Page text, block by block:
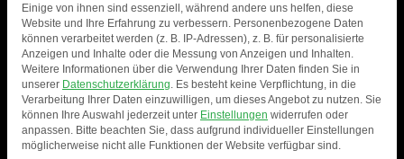
DATENSCHUTZERKLÄRUNG ZU
UNSEREN FACEBOOK- &
INSTAGRAM-PRÄSENZEN
Einige von ihnen sind essenziell, während andere uns helfen, diese
Website und Ihre Erfahrung zu verbessern. Personenbezogene Daten
können verarbeitet werden (z. B. IP-Adressen), z. B. für personalisierte
Anzeigen und Inhalte oder die Messung von Anzeigen und Inhalten.
Weitere Informationen über die Verwendung Ihrer Daten finden Sie in
unserer Datenschutzerklärung. Es besteht keine Verpflichtung, in die
Verarbeitung Ihrer Daten einzuwilligen, um dieses Angebot zu nutzen. Sie
können Ihre Auswahl jederzeit unter Einstellungen widerrufen oder
anpassen. Bitte beachten Sie, dass aufgrund individueller Einstellungen
möglicherweise nicht alle Funktionen der Website verfügbar sind.